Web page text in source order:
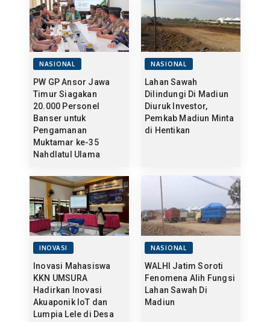
NASIONAL
PW GP Ansor Jawa
Timur Siagakan
20.000 Personel
Banser untuk
Pengamanan
Muktamar ke-35
Nahdlatul Ulama
NASIONAL
Lahan Sawah
Dilindungi Di Madiun
Diuruk Investor,
Pemkab Madiun Minta
di Hentikan
INOVASI
Inovasi Mahasiswa
KKN UMSURA
Hadirkan Inovasi
Akuaponik IoT dan
Lumpia Lele di Desa
NASIONAL
WALHI Jatim Soroti
Fenomena Alih Fungsi
Lahan Sawah Di
Madiun